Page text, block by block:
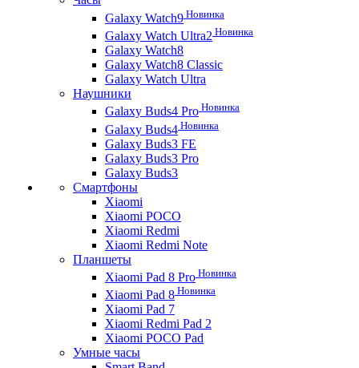
Galaxy Watch9 Новинка
Galaxy Watch Ultra2 Новинка
Galaxy Watch8
Galaxy Watch8 Classic
Galaxy Watch Ultra
Наушники
Galaxy Buds4 Pro Новинка
Galaxy Buds4 Новинка
Galaxy Buds3 FE
Galaxy Buds3 Pro
Galaxy Buds3
Смартфоны
Xiaomi
Xiaomi POCO
Xiaomi Redmi
Xiaomi Redmi Note
Планшеты
Xiaomi Pad 8 Pro Новинка
Xiaomi Pad 8 Новинка
Xiaomi Pad 7
Xiaomi Redmi Pad 2
Xiaomi POCO Pad
Умные часы